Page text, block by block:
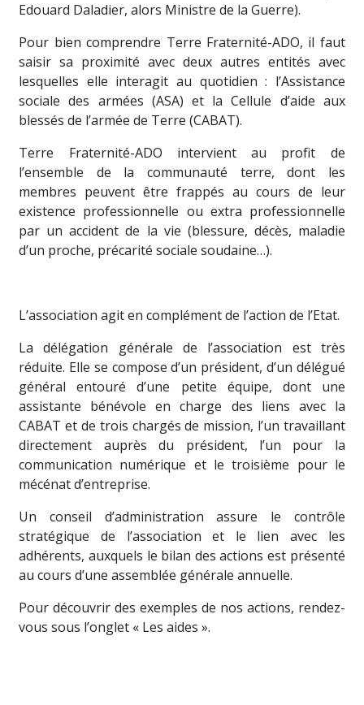
Edouard Daladier, alors Ministre de la Guerre).
Pour bien comprendre Terre Fraternité-ADO, il faut
saisir sa proximité avec deux autres entités avec
lesquelles elle interagit au quotidien : l’Assistance
sociale des armées (ASA) et la Cellule d’aide aux
blessés de l’armée de Terre (CABAT).
Terre Fraternité-ADO intervient au profit de
l’ensemble de la communauté terre, dont les
membres peuvent être frappés au cours de leur
existence professionnelle ou extra professionnelle
par un accident de la vie (blessure, décès, maladie
d’un proche, précarité sociale soudaine…).
L’association agit en complément de l’action de l’Etat.
La délégation générale de l’association est très
réduite. Elle se compose d’un président, d’un délégué
général entouré d’une petite équipe, dont une
assistante bénévole en charge des liens avec la
CABAT et de trois chargés de mission, l’un travaillant
directement auprès du président, l’un pour la
communication numérique et le troisième pour le
mécénat d’entreprise.
Un conseil d’administration assure le contrôle
stratégique de l’association et le lien avec les
adhérents, auxquels le bilan des actions est présenté
au cours d’une assemblée générale annuelle.
Pour découvrir des exemples de nos actions, rendez-
vous sous l’onglet « Les aides ».